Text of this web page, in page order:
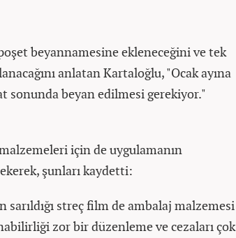
beyannamesine ekleneceğini ve tek
anlatan Kartaloğlu, "Ocak ayına
sonunda beyan edilmesi gerekiyor."
için de uygulamanın
şunları kaydetti:
streç film de ambalaj malzemesi
zor bir düzenleme ve cezaları çok